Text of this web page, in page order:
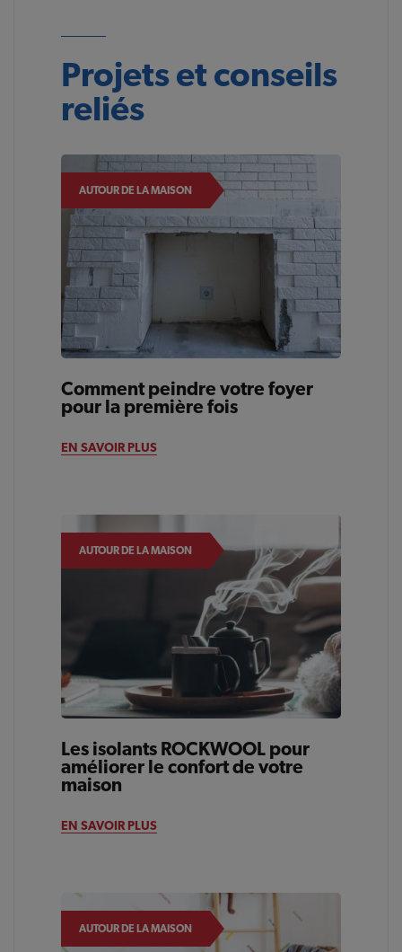
Projets et conseils
reliés
AUTOUR DE LA MAISON
Comment peindre votre foyer
pour la première fois
EN SAVOIR PLUS
AUTOUR DE LA MAISON
Les isolants ROCKWOOL pour
améliorer le confort de votre
maison
EN SAVOIR PLUS
AUTOUR DE LA MAISON